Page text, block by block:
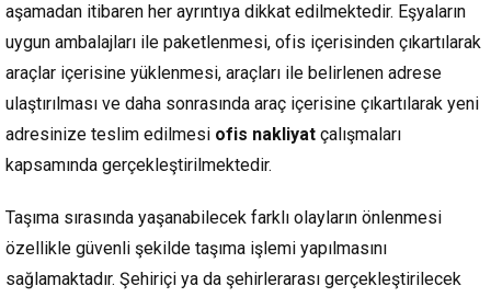
aşamadan itibaren her ayrıntıya dikkat edilmektedir. Eşyaların
uygun ambalajları ile paketlenmesi, ofis içerisinden çıkartılarak
araçlar içerisine yüklenmesi, araçları ile belirlenen adrese
ulaştırılması ve daha sonrasında araç içerisine çıkartılarak yeni
adresinize teslim edilmesi ofis nakliyat çalışmaları
kapsamında gerçekleştirilmektedir.
Taşıma sırasında yaşanabilecek farklı olayların önlenmesi
özellikle güvenli şekilde taşıma işlemi yapılmasını
sağlamaktadır. Şehiriçi ya da şehirlerarası gerçekleştirilecek